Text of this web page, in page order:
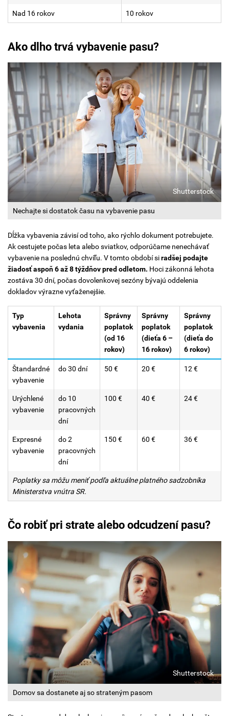
Nad 16 rokov 10 rokov
Ako dlho trvá vybavenie pasu?
Nechajte si dostatok času na vybavenie pasu
Shutterstock
Dĺžka vybavenia závisí od toho, ako rýchlo dokument potrebujete.
Ak cestujete počas leta alebo sviatkov, odporúčame nenechávať
vybavenie na poslednú chvíľu. V tomto období siradšej podajte
žiadosť aspoň 6 až 8 týždňov pred odletom. Hoci zákonná lehota
zostáva 30 dní, počas dovolenkovej sezóny bývajú oddelenia
dokladov výrazne vyťaženejšie.
Typ
vybavenia
Lehota
vydania
Správny
poplatok
(od 16
rokov)
Správny
poplatok
(dieťa 6 –
16 rokov)
Správny
poplatok
(dieťa do
6 rokov)
Štandardné
vybavenie
do 30 dní 50 € 20 € 12 €
Urýchlené
vybavenie
do 10
pracovných
dní
100 € 40 € 24 €
Expresné
vybavenie
do 2
pracovných
dní
150 € 60 € 36 €
Poplatky sa môžu meniť podľa aktuálne platného sadzobníka
Ministerstva vnútra SR.
Čo robiť pri strate alebo odcudzení pasu?
Domov sa dostanete aj so strateným pasom
Shutterstock